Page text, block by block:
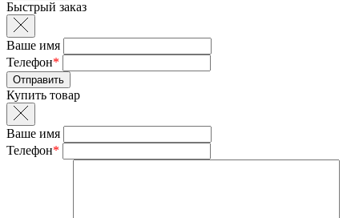
Быстрый заказ
Ваше имя
Телефон*
Купить товар
Ваше имя
Телефон*